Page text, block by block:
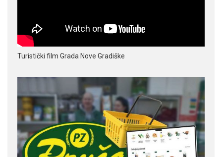
Turistički film Grada Nove Gradiške